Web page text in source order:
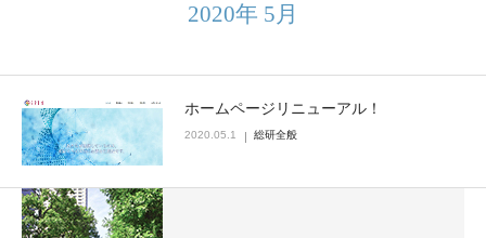
2020年 5月
ホームページリニューアル！
2020.05.1 総研全般